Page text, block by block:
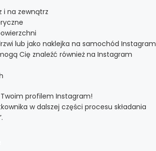
i na zewnątrz
lub jako naklejka na samochód Instagram
Cię znaleźć również na Instagram
Twoim profilem Instagram!
w dalszej części procesu składania